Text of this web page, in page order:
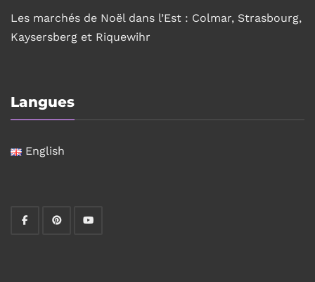
Les marchés de Noël dans l’Est : Colmar, Strasbourg,
Kaysersberg et Riquewihr
Langues
English